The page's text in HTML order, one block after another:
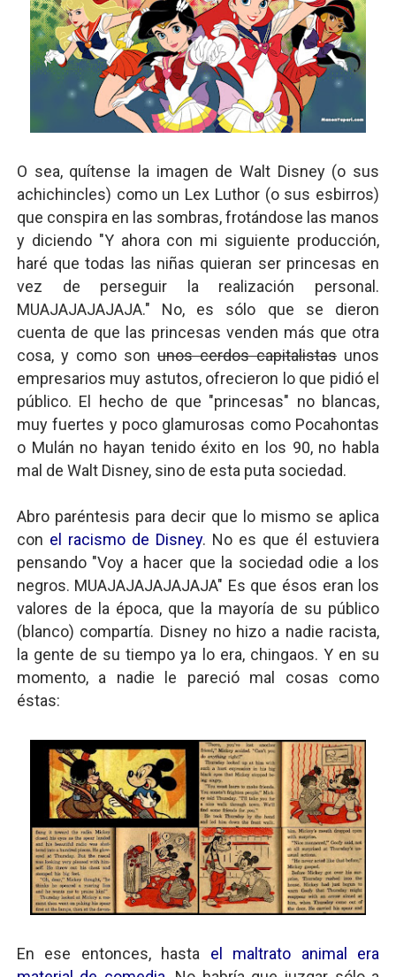
O sea, quítense la imagen de Walt Disney (o sus
achichincles) como un Lex Luthor (o sus esbirros)
que conspira en las sombras, frotándose las manos
y diciendo "Y ahora con mi siguiente producción,
haré que todas las niñas quieran ser princesas en
vez de perseguir la realización personal.
MUAJAJAJAJAJA." No, es sólo que se dieron
cuenta de que las princesas venden más que otra
cosa, y como son unos cerdos capitalistas unos
empresarios muy astutos, ofrecieron lo que pidió el
público. El hecho de que "princesas" no blancas,
muy fuertes y poco glamurosas como Pocahontas
o Mulán no hayan tenido éxito en los 90, no habla
mal de Walt Disney, sino de esta puta sociedad.
Abro paréntesis para decir que lo mismo se aplica
con el racismo de Disney. No es que él estuviera
pensando "Voy a hacer que la sociedad odie a los
negros. MUAJAJAJAJAJAJA" Es que ésos eran los
valores de la época, que la mayoría de su público
(blanco) compartía. Disney no hizo a nadie racista,
la gente de su tiempo ya lo era, chingaos. Y en su
momento, a nadie le pareció mal cosas como
éstas:
En ese entonces, hasta el maltrato animal era